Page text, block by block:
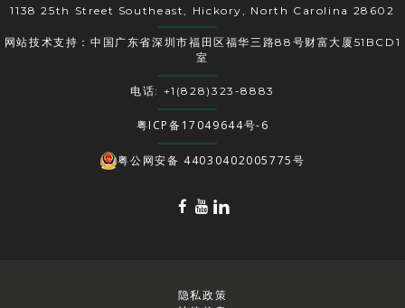
1138 25th Street Southeast, Hickory, North Carolina 28602
网站技术支持：中国广东省深圳市福田区福华三路88号财富大厦51BCD1
室
电话: +1(828)323-8883
粤ICP备17049644号-6
粤公网安备 44030402005775号
隐私政策